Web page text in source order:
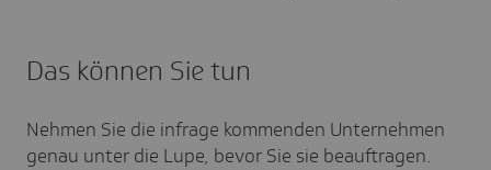
Das können Sie tun
Nehmen Sie die infrage kommenden Unternehmen
genau unter die Lupe, bevor Sie sie beauftragen.